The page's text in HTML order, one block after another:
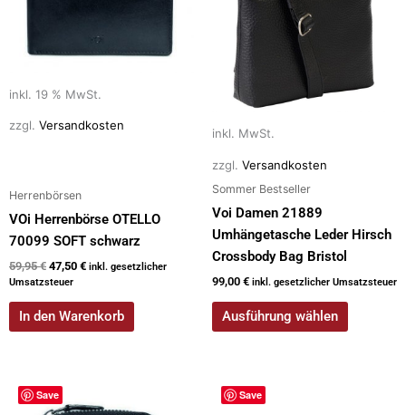
inkl. 19 % MwSt.
zzgl. Versandkosten
Herrenbörsen
VOi Herrenbörse OTELLO
70099 SOFT schwarz
59,95€ 47,50 € inkl. gesetzlicher
Umsatzsteuer
In den Warenkorb
inkl. MwSt.
zzgl. Versandkosten
Sommer Bestseller
Voi Damen 21889
Umhängetasche Leder Hirsch
Crossbody Bag Bristol
99,00 € inkl. gesetzlicher Umsatzsteuer
Ausführung wählen
Varianten
Optionen
können
auf
Produktseite
gewählt
werden
Save
Dieses
Produkt
Save